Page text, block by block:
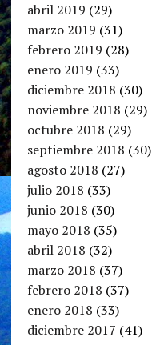
abril 2019 (29)
marzo 2019 (31)
febrero 2019 (28)
enero 2019 (33)
diciembre 2018 (30)
noviembre 2018 (29)
octubre 2018 (29)
septiembre 2018 (30)
agosto 2018 (27)
julio 2018 (33)
junio 2018 (30)
mayo 2018 (35)
abril 2018 (32)
marzo 2018 (37)
febrero 2018 (37)
enero 2018 (33)
diciembre 2017 (41)